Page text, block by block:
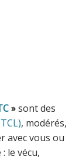
»sont des
, modérés,
avec vous ou
le vécu,